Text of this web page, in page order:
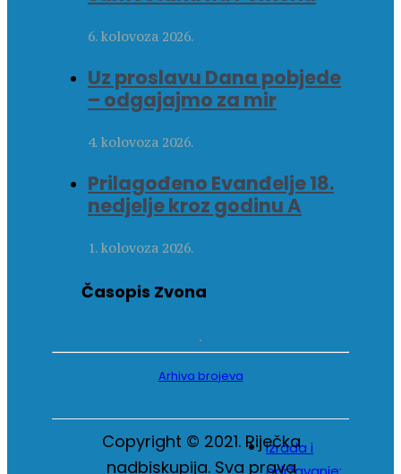
6. kolovoza 2026.
Uz proslavu Dana pobjede
– odgajajmo za mir
4. kolovoza 2026.
Prilagođeno Evanđelje 18.
nedjelje kroz godinu A
1. kolovoza 2026.
Časopis Zvona
Arhiva brojeva
Copyright © 2021. Riječka
nadbiskupija. Sva prava
Izrada i